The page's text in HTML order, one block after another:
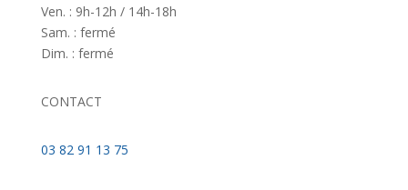
Ven. : 9h-12h / 14h-18h
Sam. : fermé
Dim. : fermé
CONTACT
03 82 91 13 75